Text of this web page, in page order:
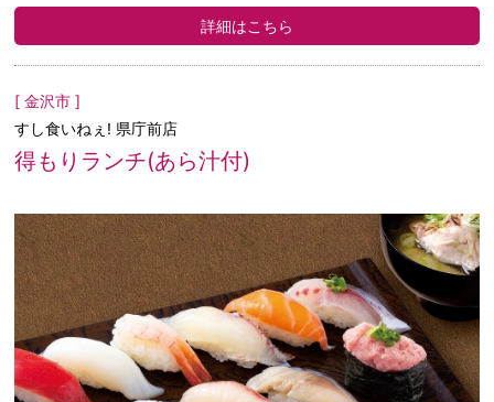
詳細はこちら
[ 金沢市 ]
すし食いねぇ! 県庁前店
得もりランチ(あら汁付)